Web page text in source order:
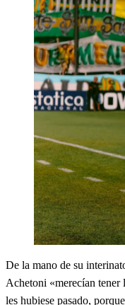
De la mano de su
Achetoni «merecían tener
les hubiese pasado,